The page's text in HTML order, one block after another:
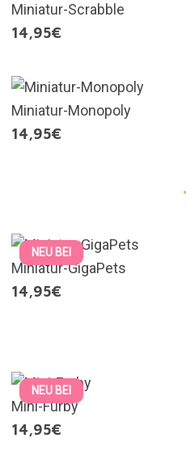
Miniatur-Scrabble
14,95€
Miniatur-Monopoly
14,95€
NEU BEI
Miniatur-GigaPets
14,95€
NEU BEI
Mini-Furby
14,95€